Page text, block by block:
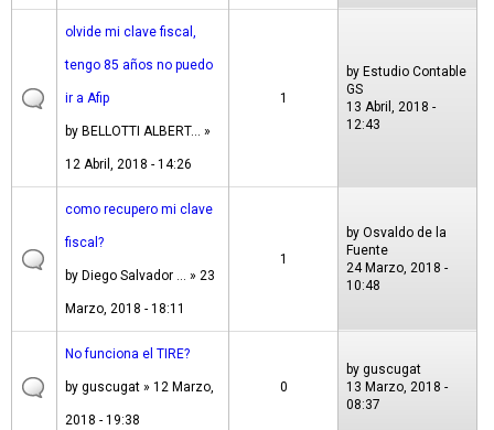
olvide mi clave fiscal,
tengo 85 años no puedo
ir a Afip
by BELLOTTI ALBERT... »
12 Abril, 2018 - 14:26
1
by Estudio Contable
GS
13 Abril, 2018 -
12:43
como recupero mi clave
fiscal?
by Diego Salvador ... » 23
Marzo, 2018 - 18:11
1
by Osvaldo de la
Fuente
24 Marzo, 2018 -
10:48
No funciona el TIRE?
by guscugat » 12 Marzo,
2018 - 19:38
0
by guscugat
13 Marzo, 2018 -
08:37